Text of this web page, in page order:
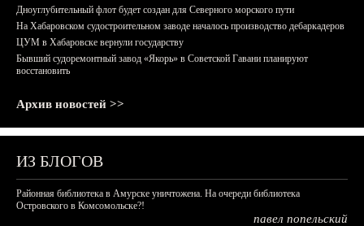
Дноуглубительный флот будет создан для Северного морского пути
На Хабаровском судостроительном заводе началось производство дебаркадеров
ЦУМ в Хабаровске вернули государству
Бывший судоремонтный завод «Якорь» в Советской Гавани планируют
восстановить
Архив новостей >>
ИЗ БЛОГОВ
Районная библиотека в Амурске уничтожена. На очереди библиотека
Островского в Комсомольске?!
павел попельский